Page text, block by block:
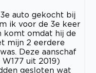
auto gekocht bij
ik voor de 3e keer
komt omdat hij de
mijn 2 eerdere
Deze aanschaf
uit 2019)
gesloten wat